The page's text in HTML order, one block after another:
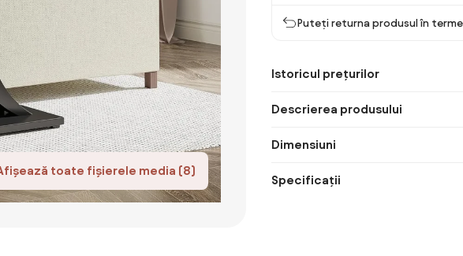
toate fișierele media (8)
Puteți returna produsul în
Istoricul prețurilor
Descrierea produsului
Dimensiuni
Specificații